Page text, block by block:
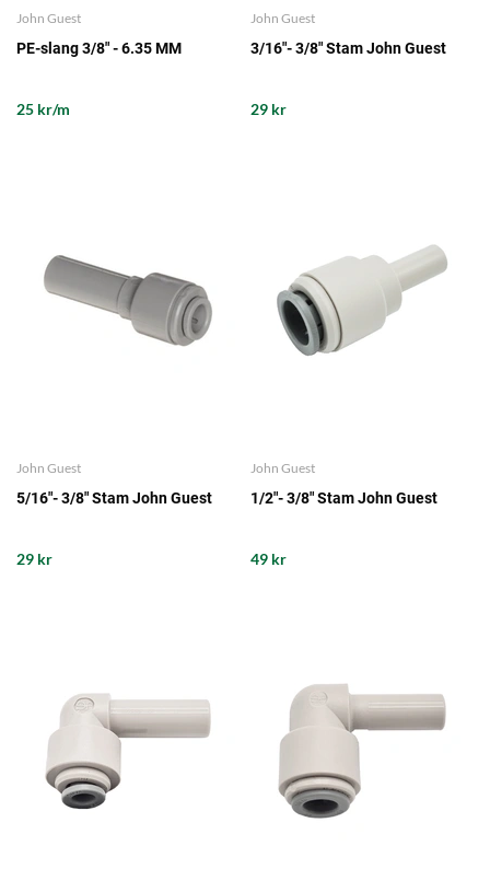
John Guest
PE-slang 3/8" - 6.35 MM
25 kr/m
John Guest
3/16"- 3/8" Stam John Guest
29 kr
John Guest
5/16"- 3/8" Stam John Guest
29 kr
John Guest
1/2"- 3/8" Stam John Guest
49 kr